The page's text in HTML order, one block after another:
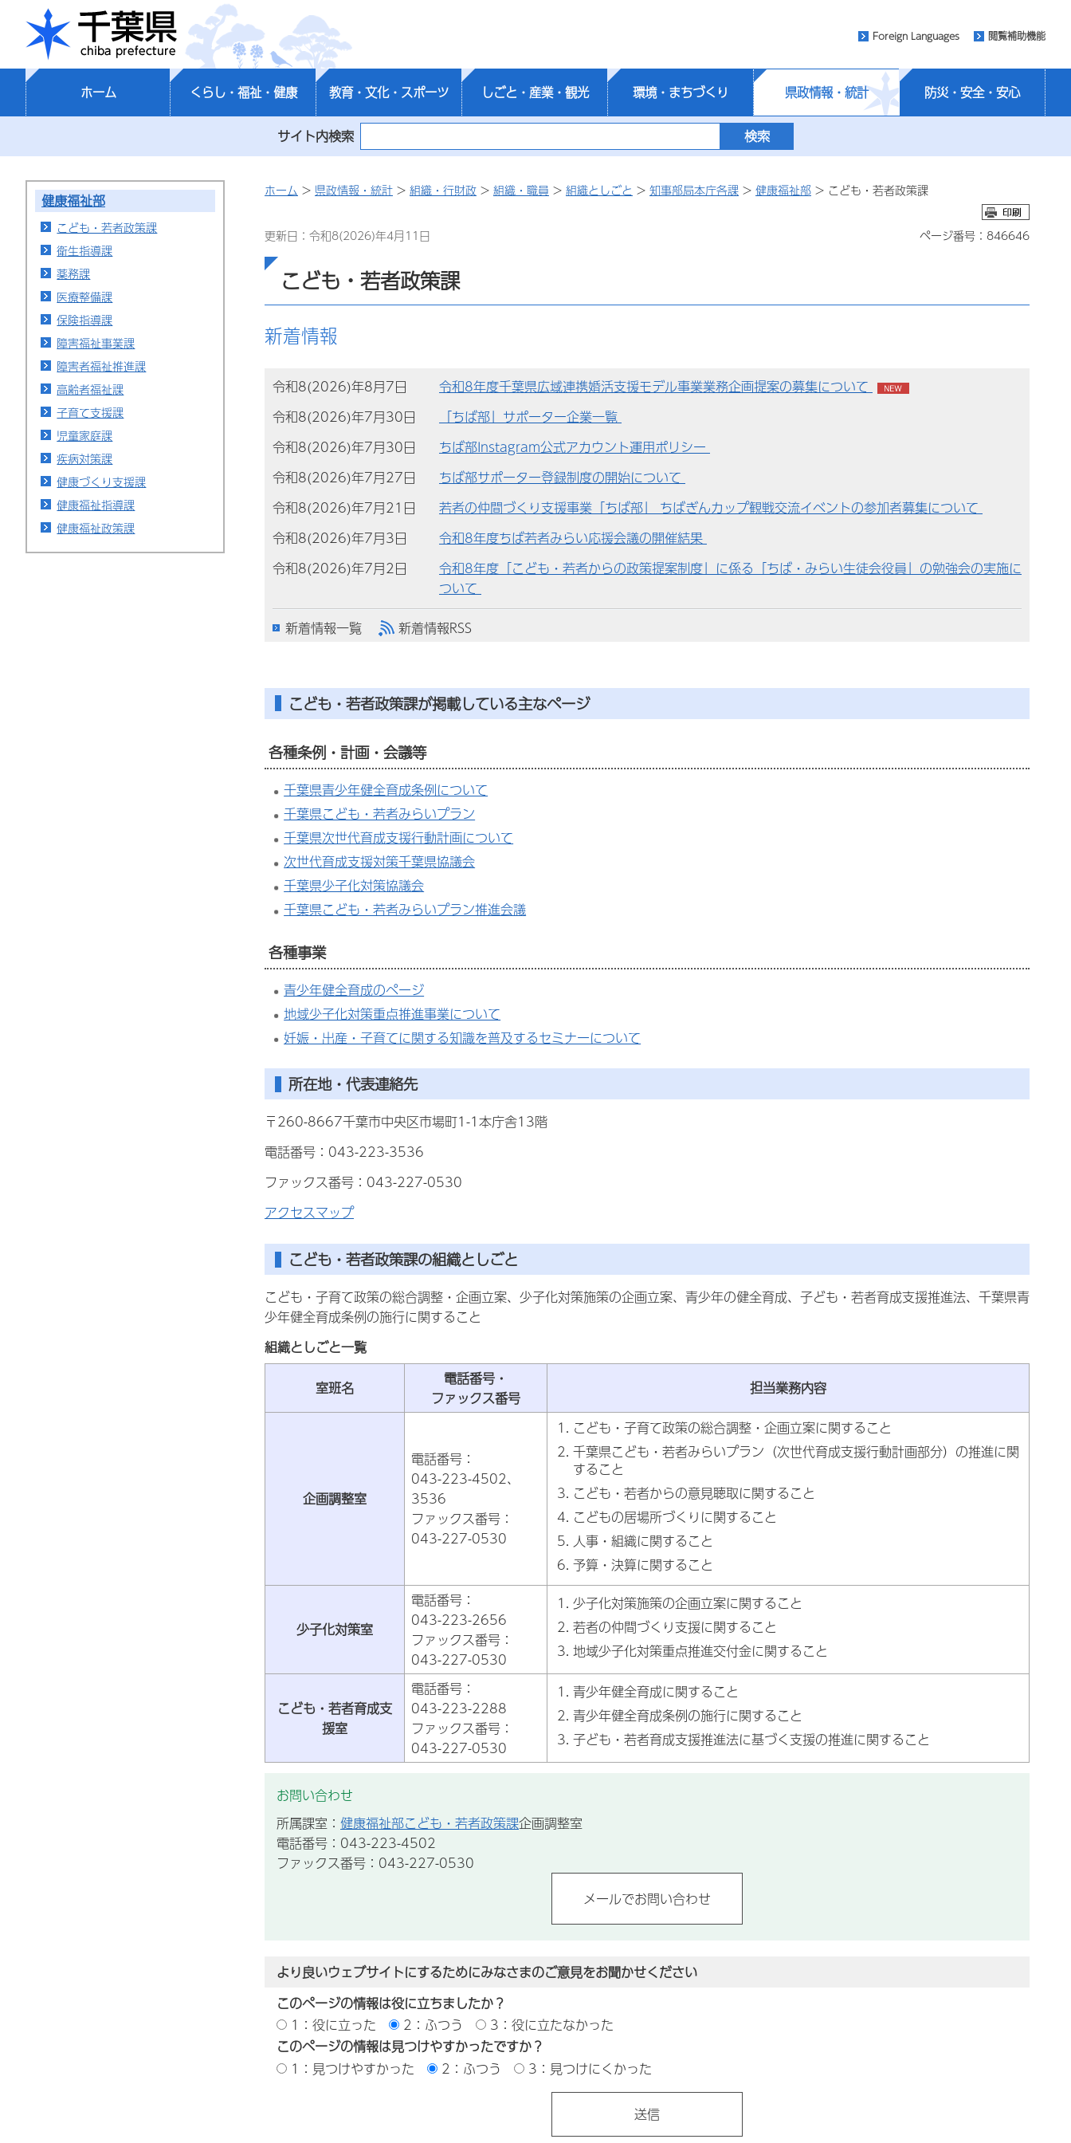
千葉県
Foreign Languages 閲覧補助機能
ホーム くらし・福祉・健康 教育・文化・スポーツ しごと・産業・観光 環境・まちづくり 県政情報・統計 防災・安全・安心
サイト内検索
健康福祉部
こども・若者政策課
衛生指導課
薬務課
医療整備課
保険指導課
障害福祉事業課
障害者福祉推進課
高齢者福祉課
子育て支援課
児童家庭課
疾病対策課
健康づくり支援課
健康福祉指導課
健康福祉政策課
ホーム > 県政情報・統計 > 組織・行財政 > 組織・職員 > 組織としごと > 知事部局本庁各課 > 健康福祉部 > こども・若者政策課
更新日：令和8(2026)年4月11日 ページ番号：846646
こども・若者政策課
新着情報
令和8(2026)年8月7日
令和8年度千葉県広域連携婚活支援モデル事業業務企画提案の募集について
令和8(2026)年7月30日
「ちば部」サポーター企業一覧
令和8(2026)年7月30日
ちば部Instagram公式アカウント運用ポリシー
令和8(2026)年7月27日
ちば部サポーター登録制度の開始について
令和8(2026)年7月21日
若者の仲間づくり支援事業「ちば部」 ちばぎんカップ観戦交流イベントの参加者募集について
令和8(2026)年7月3日
令和8年度ちば若者みらい応援会議の開催結果
令和8(2026)年7月2日
令和8年度「こども・若者からの政策提案制度」に係る「ちば・みらい生徒会役員」の勉強会の実施に
ついて
新着情報一覧
新着情報RSS
こども・若者政策課が掲載している主なページ
各種条例・計画・会議等
千葉県青少年健全育成条例について
千葉県こども・若者みらいプラン
千葉県次世代育成支援行動計画について
次世代育成支援対策千葉県協議会
千葉県少子化対策協議会
千葉県こども・若者みらいプラン推進会議
各種事業
青少年健全育成のページ
地域少子化対策重点推進事業について
妊娠・出産・子育てに関する知識を普及するセミナーについて
所在地・代表連絡先
〒260-8667千葉市中央区市場町1-1本庁舎13階
電話番号：043-223-3536
ファックス番号：043-227-0530
アクセスマップ
こども・若者政策課の組織としごと
こども・子育て政策の総合調整・企画立案、少子化対策施策の企画立案、青少年の健全育成、子ども・若者育成支援推進法、千葉県青
少年健全育成条例の施行に関すること
組織としごと一覧
室班名
電話番号・
ファックス番号
担当業務内容
企画調整室
電話番号：
043-223-4502、
3536
ファックス番号：
043-227-0530
こども・子育て政策の総合調整・企画立案に関すること
千葉県こども・若者みらいプラン（次世代育成支援行動計画部分）の推進に関
すること
こども・若者からの意見聴取に関すること
こどもの居場所づくりに関すること
人事・組織に関すること
予算・決算に関すること
少子化対策室
電話番号：
043-223-2656
ファックス番号：
043-227-0530
少子化対策施策の企画立案に関すること
若者の仲間づくり支援に関すること
地域少子化対策重点推進交付金に関すること
こども・若者育成支
援室
電話番号：
043-223-2288
ファックス番号：
043-227-0530
青少年健全育成に関すること
青少年健全育成条例の施行に関すること
子ども・若者育成支援推進法に基づく支援の推進に関すること
お問い合わせ
所属課室： 健康福祉部こども・若者政策課企画調整室
電話番号：043-223-4502
ファックス番号：043-227-0530
より良いウェブサイトにするためにみなさまのご意見をお聞かせください
このページの情報は役に立ちましたか？
1：役に立った
2：ふつう
3：役に立たなかった
このページの情報は見つけやすかったですか？
1：見つけやすかった
2：ふつう 3：見つけにくかった